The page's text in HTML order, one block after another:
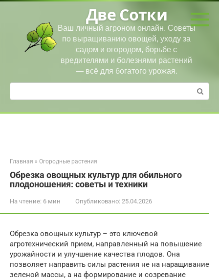
Перейти
Две Сотки
Ваш личный агроном онлайн. Советы
по выращиванию овощей, уходу за
садом и огородом, борьбе с
вредителями и болезнями растений
— всё для богатого урожая.
Поиск:
Главная » Огородные растения
Обрезка овощных культур для обильного
плодоношения: советы и техники
На чтение: 6 мин Опубликовано: 25.04.2026
Обрезка овощных культур – это ключевой
агротехнический прием, направленный на повышение
урожайности и улучшение качества плодов. Она
позволяет направить силы растения не на наращивание
зеленой массы, а на формирование и созревание